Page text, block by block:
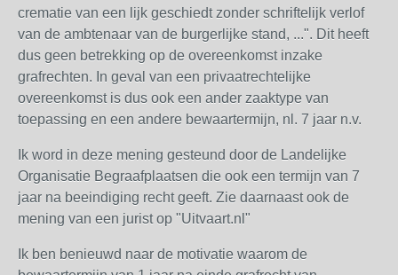
crematie van een lijk geschiedt zonder schriftelijk verlof
van de ambtenaar van de burgerlijke stand, ...". Dit heeft
dus geen betrekking op de overeenkomst inzake
grafrechten. In geval van een privaatrechtelijke
overeenkomst is dus ook een ander zaaktype van
toepassing en een andere bewaartermijn, nl. 7 jaar n.v.
Ik word in deze mening gesteund door de Landelijke
Organisatie Begraafplaatsen die ook een termijn van 7
jaar na beeindiging recht geeft. Zie daarnaast ook de
mening van een jurist op "Uitvaart.nl"
Ik ben benieuwd naar de motivatie waarom de